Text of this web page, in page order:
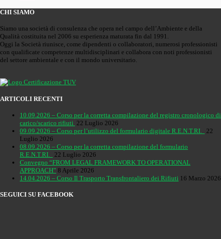
CHI SIAMO
Siamo una società di consulenza che opera nel campo dell’Ambiente e della
Qualità costituita nel 2006 su esperienza maturata fin dal 1991.
Oggi la Società riunisce, come dipendenti o collaboratori, numerosi professionisti
con qualificate competenze multidisciplinari e collabora con noti professionisti
del settore ambientale e con il mondo universitario.
ARTICOLI RECENTI
10.09.2026 – Corso per la corretta compilazione del registro cronologico di
carico/scarico rifiuti 22 Luglio 2026
09.09.2026 – Corso per l’utilizzo del formulario digitale R.E.N.T.RI.
22
Luglio 2026
08.09.2026 – Corso per la corretta compilazione del formulario
R.E.N.T.RI.
22 Luglio 2026
Convegno “FROM LEGAL FRAMEWORK TO OPERATIONAL
APPROACH” 8 Aprile 2026
14.04.2026 – Corso Il Trasporto Transfrontaliero dei Rifiuti 16 Marzo 2026
SEGUICI SU FACEBOOK